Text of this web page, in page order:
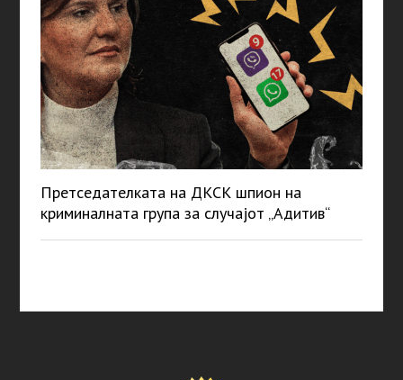
Претседателката на ДКСК шпион на
криминалната група за случајот „Адитив“